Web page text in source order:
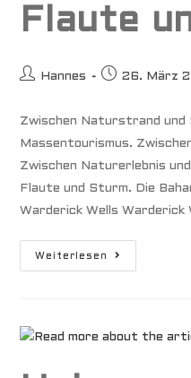
Flaute
Beitrags-
Hannes
Beitrag
26. März
Zwischen Naturstrand
Massentourismus.
Zwischen Naturerlebnis
Flaute und Sturm. Die
Warderick Wells
Weiterlesen
Bahamas